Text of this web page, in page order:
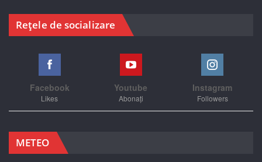
Rețele de socializare
Facebook
Likes
Youtube
Abonați
Instagram
Followers
METEO